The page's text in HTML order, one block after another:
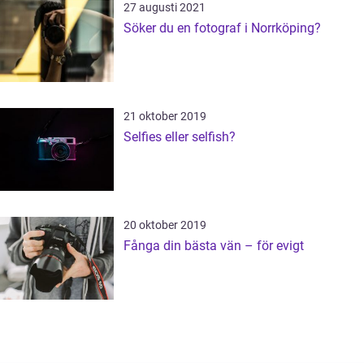
27 augusti 2021
Söker du en fotograf i Norrköping?
21 oktober 2019
Selfies eller selfish?
20 oktober 2019
Fånga din bästa vän – för evigt